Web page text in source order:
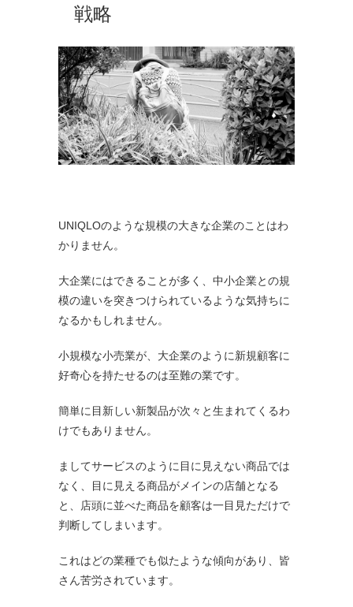
戦略
UNIQLOのような規模の大きな企業のことはわ
かりません。
大企業にはできることが多く、中小企業との規
模の違いを突きつけられているような気持ちに
なるかもしれません。
小規模な小売業が、大企業のように新規顧客に
好奇心を持たせるのは至難の業です。
簡単に目新しい新製品が次々と生まれてくるわ
けでもありません。
ましてサービスのように目に見えない商品では
なく、目に見える商品がメインの店舗となる
と、店頭に並べた商品を顧客は一目見ただけで
判断してしまいます。
これはどの業種でも似たような傾向があり、皆
さん苦労されています。